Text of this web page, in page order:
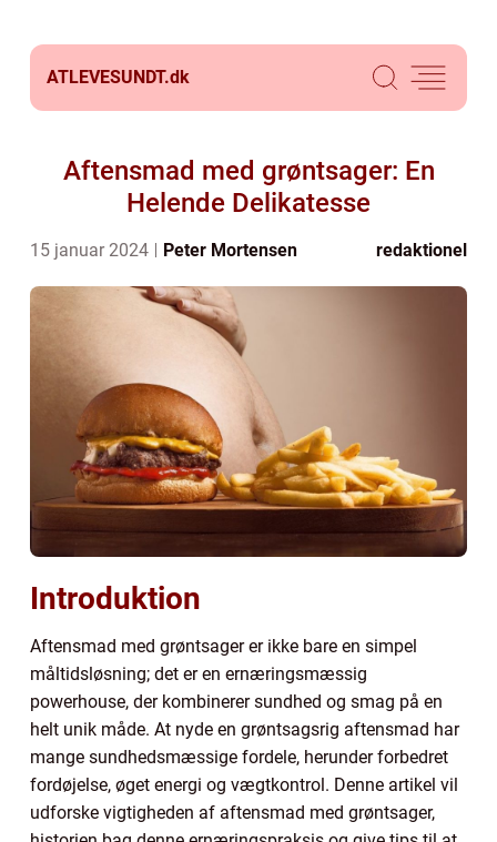
ATLEVESUNDT.dk
Aftensmad med grøntsager: En
Helende Delikatesse
15 januar 2024 Peter Mortensen redaktionel
Introduktion
Aftensmad med grøntsager er ikke bare en simpel
måltidsløsning; det er en ernæringsmæssig
powerhouse, der kombinerer sundhed og smag på en
helt unik måde. At nyde en grøntsagsrig aftensmad har
mange sundhedsmæssige fordele, herunder forbedret
fordøjelse, øget energi og vægtkontrol. Denne artikel vil
udforske vigtigheden af aftensmad med grøntsager,